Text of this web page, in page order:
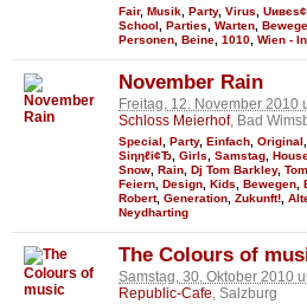
Fair, Musik Party, Virus
School
Parties Warten
Personen Beine 1010 Wien -
November Rain
Freitag, 12. November 2010
Schloss Meierhof, Bad
Special Party, Einfach Original
Siηηℓі¢Ђ Girls Samstag
Snow Rain Dj Tom Barkley,
Feiern Design Kids Bewegen
Robert, Generation Zukunft!
Neydharting
The Colours of
Samstag, 30. Oktober 2010
Republic-Cafe, Salzburg